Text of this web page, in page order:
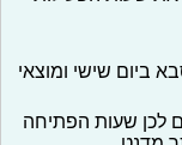
ביום שישי ומוצאי
לכן שעות הפתיחה